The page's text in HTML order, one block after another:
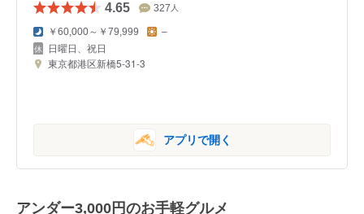
4.65 327 人
￥60,000～￥79,999 –
日曜日、祝日
東京都港区新橋5-31-3
アプリで開く
アンダー3,000円のお手軽グルメ